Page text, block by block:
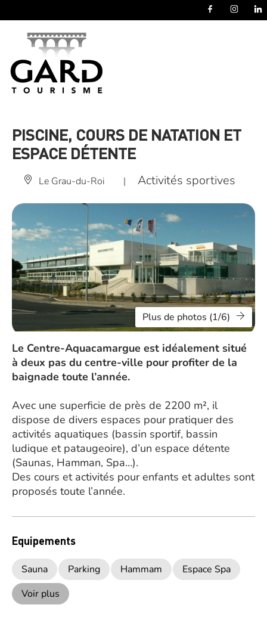
PISCINE, COURS DE NATATION ET
ESPACE DÉTENTE
Le Grau-du-Roi | Activités sportives
Plus de photos (1/6)
Le Centre-Aquacamargue est idéalement situé
à deux pas du centre-ville pour profiter de la
baignade toute l’année.
Avec une superficie de près de 2200 m², il
dispose de divers espaces pour pratiquer des
activités aquatiques (bassin sportif, bassin
ludique et pataugeoire), d’un espace détente
(Saunas, Hamman, Spa…).
Des cours et activités pour enfants et adultes sont
proposés toute l’année.
Equipements
Sauna Parking Hammam
Espace Spa
Voir plus